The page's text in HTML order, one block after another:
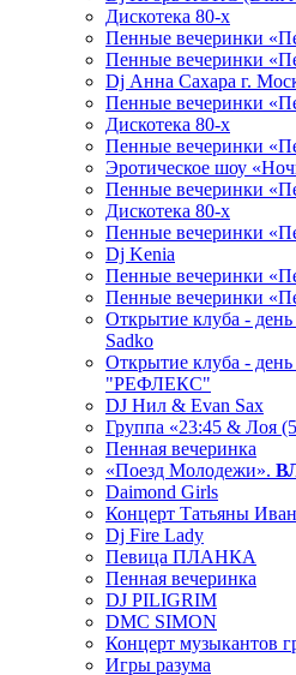
Дискотека 80-х
Пенные вечеринки
Пенные вечеринки
Dj Анна Сахара г.
Пенные вечеринки
Дискотека 80-х
Пенные вечеринки
Эротическое шоу
Пенные вечеринки
Дискотека 80-х
Пенные вечеринки
Dj Kenia
Пенные вечеринки
Пенные вечеринки
Открытие клуба -
Sadko
Открытие клуба -
"РЕФЛЕКС"
DJ Нил & Evan Sax
Группа «23:45 & Лоя
Пенная вечеринка
«Поезд Молодежи».
Daimond Girls
Концерт Татьяны
Dj Fire Lady
Певица ПЛАНКА
Пенная вечеринка
DJ PILIGRIM
DMC SIMON
Концерт
Игры разума